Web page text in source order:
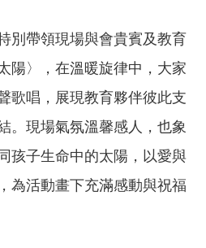
別帶領現場與會貴賓及教育
陽〉，在溫暖旋律中，大家
歌唱，展現教育夥伴彼此支
。現場氣氛溫馨感人，也象
孩子生命中的太陽，以愛與
為活動畫下充滿感動與祝福